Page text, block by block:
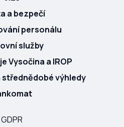
a bezpečí
personálu
služby
Vysočina a IROP
střednědobé výhledy
GDPR